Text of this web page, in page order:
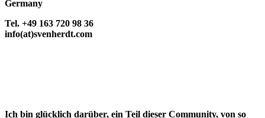
Germany
Tel. +49 163 720 98 36
info(at)svenherdt.com
Ich bin glücklich darüber, ein Teil dieser Community, von so